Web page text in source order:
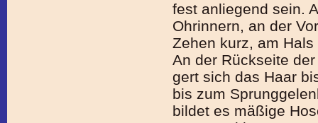
fest anliegend sein.
Ohrinnern, an der
Zehen kurz, am
An der Rückseite
gert sich das Haar
bis zum
bildet es mäßige